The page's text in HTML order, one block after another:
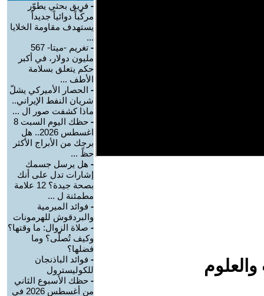
- فريق بحثي يطوّر
مركّباً دوائياً جديداً
يستهدف مقاومة الخلايا
...
-
تغريم -ميتا- 567
مليون دولار، في أكبر
حكم يتعلق بسلامة
الأطف ...
- الحصار الأميركي يشلّ
شريان النفط الإيراني..
ماذا كشفت صور ال ...
-
حظك اليوم السبت 8
اغسطس 2026.. هل
برجك من الأبراج الأكثر
حظً ...
- هل يرسل جسمك
إشارات تدل على أنك
بصحة جيدة؟ 12 علامة
مطمئنة ل ...
- فوائد الميرمية
والبردقوش للهرمونات
- صلاة الزوال: ما وقتها؟
وكيف تُصلّى؟ وما
فضلها؟
- فوائد الباذنجان
للكوليسترول
- حظك الأسبوع الثاني
من أغسطس 2026 في